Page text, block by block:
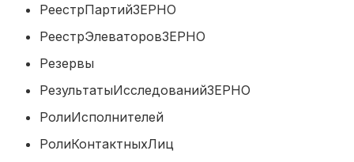
РеестрПартийЗЕРНО
РеестрЭлеваторовЗЕРНО
Резервы
РезультатыИсследованийЗЕРНО
РолиИсполнителей
РолиКонтактныхЛиц